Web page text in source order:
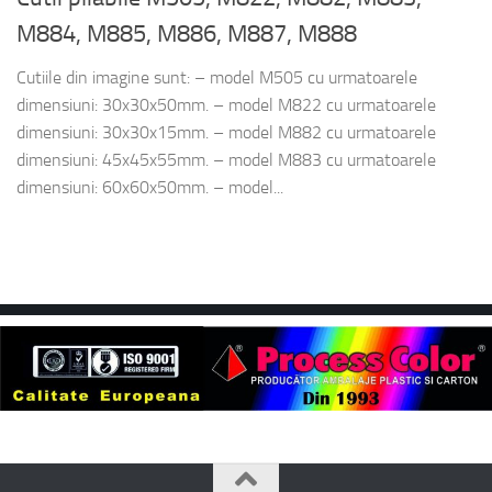
M884, M885, M886, M887, M888
Cutiile din imagine sunt: – model M505 cu urmatoarele
dimensiuni: 30x30x50mm. – model M822 cu urmatoarele
dimensiuni: 30x30x15mm. – model M882 cu urmatoarele
dimensiuni: 45x45x55mm. – model M883 cu urmatoarele
dimensiuni: 60x60x50mm. – model...